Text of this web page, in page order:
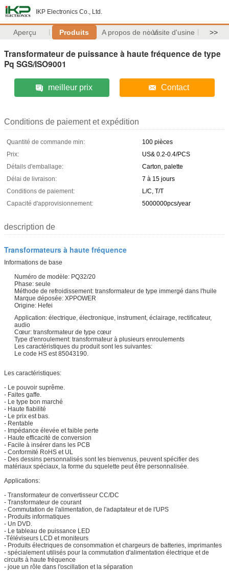
IKP Electronics Co., Ltd.
Aperçu Produits A propos de nousVisite d'usine >>
Transformateur de puissance à haute fréquence de type
Pq SGS/ISO9001
meilleur prix Contact
Conditions de paiement et expédition
Quantité de commande min:
100 pièces
Prix:
US& 0.2-0.4/PCS
Détails d'emballage:
Carton, palette
Délai de livraison:
7 à 15 jours
Conditions de paiement:
L/C, T/T
Capacité d'approvisionnement:
5000000pcs/year
description de
Transformateurs à haute fréquence
Informations de base
Numéro de modèle: PQ32/20
Phase: seule
Méthode de refroidissement: transformateur de type immergé dans l'huile
Marque déposée: XPPOWER
Origine: Hefei
Application: électrique, électronique, instrument, éclairage, rectificateur,
audio
Cœur: transformateur de type cœur
Type d'enroulement: transformateur à plusieurs enroulements
Les caractéristiques du produit sont les suivantes:
Le code HS est 85043190.
Les caractéristiques:
- Le pouvoir suprême.
- Faites gaffe.
- Le type bon marché
- Haute fiabilité
- Le prix est bas.
- Rentable
- Impédance élevée et faible perte
- Haute efficacité de conversion
- Facile à insérer dans les PCB
- Conformité RoHS et UL
- Des dessins personnalisés sont les bienvenus, peuvent spécifier des
matériaux spéciaux, la forme du squelette peut être personnalisée.
Applications:
- Transformateur de convertisseur CC/DC
- Transformateur de courant
- Commutation de l'alimentation, de l'adaptateur et de l'UPS
- Produits informatiques
- Un DVD.
- Le tableau de puissance LED
-Téléviseurs LCD et moniteurs
- Produits électriques de consommation et chargeurs de batteries, imprimantes
- spécialement utilisés pour la commutation d'alimentation électrique et de
circuits à haute fréquence
- joue un rôle dans l'oscillation et la séparation